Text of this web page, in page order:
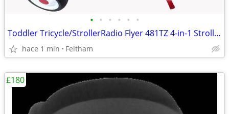
• • • • • •
Toddler Tricycle/StrollerRadio Flyer 481TZ 4-in-1 Stroll 'N Trike, Red
hace 1 min Feltham
£180